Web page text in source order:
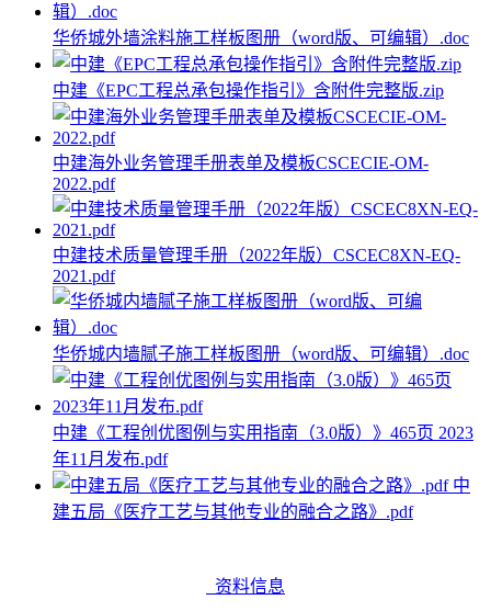
华侨城外墙涂料施工样板图册（word版、可编辑）.doc
中建《EPC工程总承包操作指引》含附件完整版.zip
中建海外业务管理手册表单及模板CSCECIE-OM-
2022.pdf
中建技术质量管理手册（2022年版）CSCEC8XN-EQ-
2021.pdf
华侨城内墙腻子施工样板图册（word版、可编辑）.doc
中建《工程创优图例与实用指南（3.0版）》465页 2023
年11月发布.pdf
中
建五局《医疗工艺与其他专业的融合之路》.pdf
资料信息